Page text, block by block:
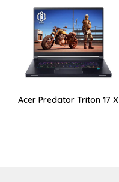
Acer Predator Triton 17 X